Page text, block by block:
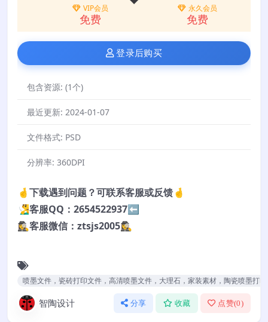
VIP会员
免费
永久会员
免费
登录后购买
包含资源: (1个)
最近更新: 2024-01-07
文件格式: PSD
分辨率: 360DPI
🤞下载遇到问题？可联系客服或反馈🤞
🧏‍♂️客服QQ：2654522937⬅️
🕵️‍♀️客服微信：ztsjs2005🕵️‍♀️
喷墨文件，瓷砖打印文件，高清喷墨文件，大理石，家装素材，陶瓷喷墨打
智陶设计 分享 收藏 点赞(0)